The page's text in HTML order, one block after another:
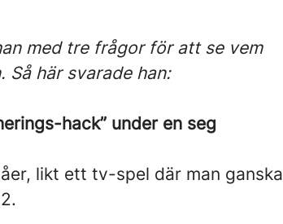
med tre frågor för att se vem
Så här svarade han:
hack” under en seg
likt ett tv-spel där man ganska